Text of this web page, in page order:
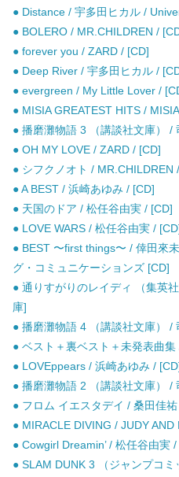
● Distance / 宇多田ヒカル /
● BOLERO / MR.CHILDREN /
● forever you / ZARD / [CD]
● Deep River / 宇多田ヒカル /
● evergreen / My Little Lover /
● MISIA GREATEST HITS /
● 播磨灘物語 3 （講談社文庫） /
● OH MY LOVE / ZARD / [CD]
● シフクノオト / MR.CHILDREN
● A BEST / 浜崎あゆみ / [CD]
● 天国のドア / 松任谷由実 / [CD]
● LOVE WARS / 松任谷由実 /
● BEST 〜first things〜 / 倖田來
グ・コミュニケーションズ [CD]
● 通りすがりのレイディ （集英
庫]
● 播磨灘物語 4 （講談社文庫） /
● ベスト＋裏ベスト＋未発表曲
● LOVEppears / 浜崎あゆみ /
● 播磨灘物語 2 （講談社文庫） /
● フロム イエスタデイ / 桑田佳
● MIRACLE DIVING / JUDY AND
● Cowgirl Dreamin’ / 松任谷由実
● SLAM DUNK 3 （ジャンプコ